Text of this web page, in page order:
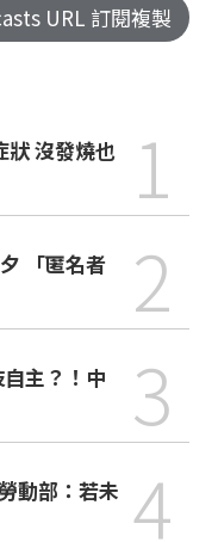
URL 訂閱複製
1
「匿名者
2
3
動部：若未 4